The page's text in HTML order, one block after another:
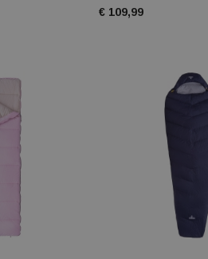
€ 109,99